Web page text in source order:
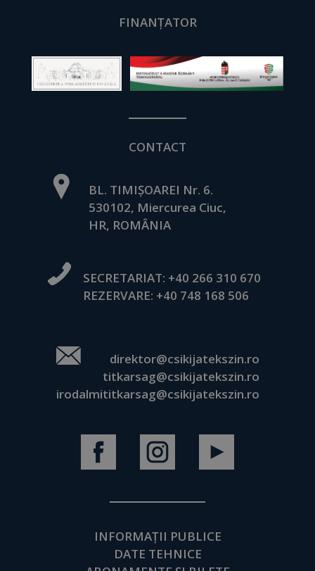
FINANȚATOR
CONTACT
BL. TIMIȘOAREI Nr. 6.
530102, Miercurea Ciuc,
HR, ROMÂNIA
SECRETARIAT: +40 266 310 670
REZERVARE: +40 748 168 506
direktor@csikijatekszin.ro
titkarsag@csikijatekszin.ro
irodalmititkarsag@csikijatekszin.ro
INFORMAȚII PUBLICE
DATE TEHNICE